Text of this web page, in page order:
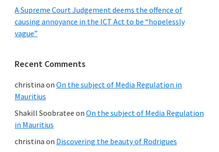
A Supreme Court Judgement deems the offence of
causing annoyance in the ICT Act to be “hopelessly
vague”
Recent Comments
christina on On the subject of Media Regulation in
Mauritius
Shakill Soobratee on On the subject of Media Regulation
in Mauritius
christina on Discovering the beauty of Rodrigues